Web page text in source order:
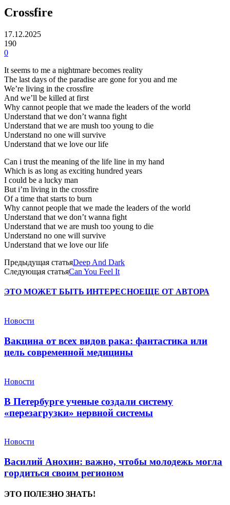
Crossfire
17.12.2025
190
0
It seems to me a nightmare becomes reality
The last days of the paradise are gone for you and me
We’re living in the crossfire
And we’ll be killed at first
Why cannot people that we made the leaders of the world
Understand that we don’t wanna fight
Understand that we are mush too young to die
Understand no one will survive
Understand that we love our life
Can i trust the meaning of the life line in my hand
Which is as long as exciting hundred years
I could be a lucky man
But i’m living in the crossfire
Of a time that starts to burn
Why cannot people that we made the leaders of the world
Understand that we don’t wanna fight
Understand that we are mush too young to die
Understand no one will survive
Understand that we love our life
Предыдущая статьяDeep And Dark
Следующая статьяCan You Feel It
ЭТО МОЖЕТ БЫТЬ ИНТЕРЕСНОЕЩЕ ОТ АВТОРА
Новости
Вакцина от всех видов рака: фантастика или
цель современной медицины
Новости
В Петербурге ученые создали систему
«перезагрузки» нервной системы
Новости
Василий Анохин: важно, чтобы молодежь могла
гордиться своим регионом
ЭТО ПОЛЕЗНО ЗНАТЬ!